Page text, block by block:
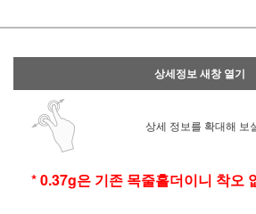
상세정보 새창 열기
상세 정보를 확대해 보
* 0.37g은 기존 목줄홀더이니 착오